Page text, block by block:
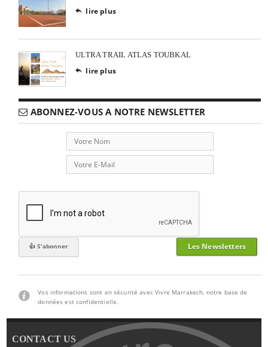
 lire plus
ULTRA TRAIL ATLAS TOUBKAL
 lire plus
ABONNEZ-VOUS A NOTRE NEWSLETTER
Les Newsletters
Vos informations sont en sécurité avec Vivre Marrakech, notre base de
données est confidentielle.
CONTACT US